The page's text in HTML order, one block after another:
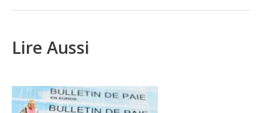
Lire Aussi